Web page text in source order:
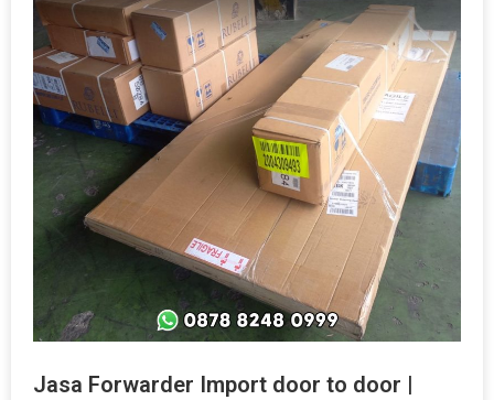
Jasa Forwarder Import door to door |